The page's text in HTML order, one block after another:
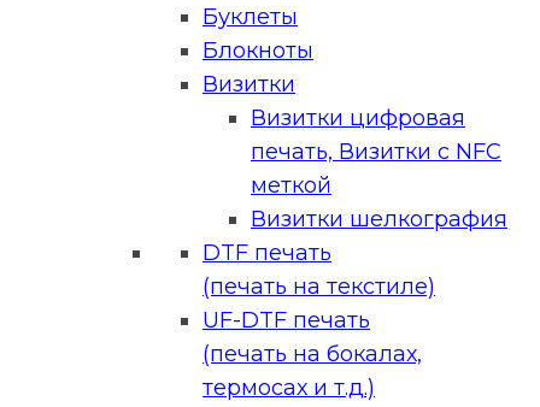
Буклеты
Блокноты
Визитки
Визитки цифровая
печать, Визитки с NFC
меткой
Визитки шелкография
DTF печать
(печать на текстиле)
UF-DTF печать
(печать на бокалах,
термосах и т.д.)